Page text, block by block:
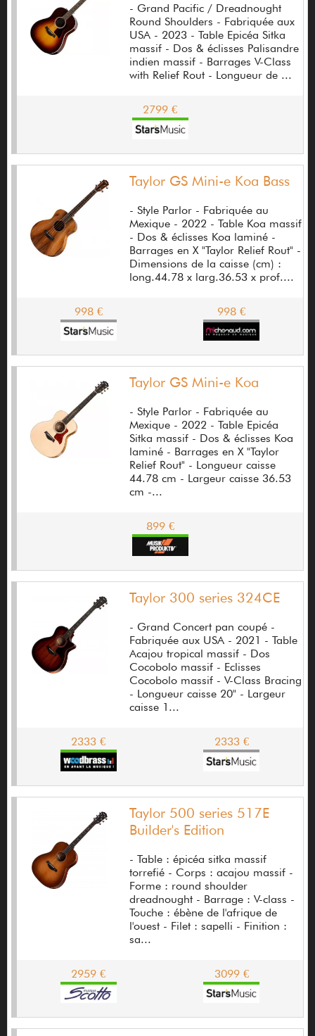
Carvalho
Carver
Celmo
Chaosound
Chapman
Charbonnier Yoann
Chatelier Frères
Cherub
Cheval Franck
Chillbass
Chunk System
Cioks
Cole clark guitars
Collision Devices
Colsound
Cordial
Cortex
CostaLab
Crafter
Crate
Crazy Tube Circuits
Crest Audio
Crown
- Grand Pacific / Dreadnought
Round Shoulders - Fabriquée aux
USA - 2023 - Table Epicéa Sitka
massif - Dos & éclisses Palisandre
indien massif - Barrages V-Class
with Relief Rout - Longueur de ...
2799 €
Taylor GS Mini-e Koa Bass
- Style Parlor - Fabriquée au
Mexique - 2022 - Table Koa massif
- Dos & éclisses Koa laminé -
Barrages en X "Taylor Relief Rout" -
Dimensions de la caisse (cm) :
long.44.78 x larg.36.53 x prof....
998 € 998 €
Taylor GS Mini-e Koa
- Style Parlor - Fabriquée au
Mexique - 2022 - Table Epicéa
Sitka massif - Dos & éclisses Koa
laminé - Barrages en X "Taylor
Relief Rout" - Longueur caisse
44.78 cm - Largeur caisse 36.53
cm -...
899 €
Taylor 300 series 324CE
- Grand Concert pan coupé -
Fabriquée aux USA - 2021 - Table
Acajou tropical massif - Dos
Cocobolo massif - Eclisses
Cocobolo massif - V-Class Bracing
- Longueur caisse 20" - Largeur
caisse 1...
2333 € 2333 €
Taylor 500 series 517E
Builder's Edition
- Table : épicéa sitka massif
torrefié - Corps : acajou massif -
Forme : round shoulder
dreadnought - Barrage : V-class -
Touche : ébène de l'afrique de
l'ouest - Filet : sapelli - Finition :
sa...
2959 € 3099 €